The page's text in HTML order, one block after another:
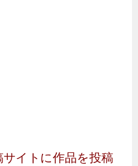
イトに作品を投稿